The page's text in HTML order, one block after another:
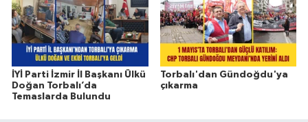
İYİ Parti İzmir İl Başkanı Ülkü
Doğan Torbalı’da
Temaslarda Bulundu
Torbalı'dan Gündoğdu'ya
çıkarma